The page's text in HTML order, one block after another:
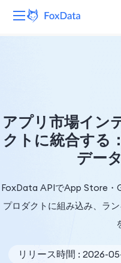
ソリューション
リソース
会社
アプリ市場イン
クトに統合する
デー
FoxData APIでApp Store・
プロダクトに組み込み、ラ
リリース時間 : 2026-